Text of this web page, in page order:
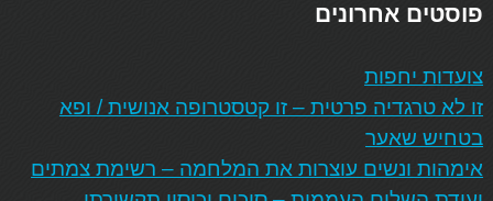
פוסטים אחרונים
צועדות יחפות
זו לא טרגדיה פרטית – זו קטסטרופה אנושית / ופא
בטחיש שאער
אימהות ונשים עוצרות את המלחמה – רשימת צמתים